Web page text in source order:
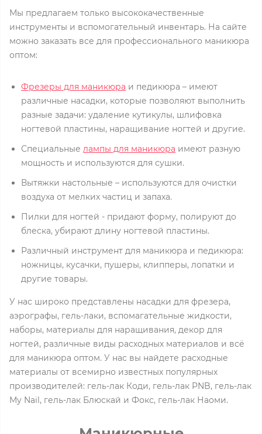
Мы предлагаем только высококачественные
инструменты и вспомогательный инвентарь. На сайте
можно заказать все для профессионального маникюра
оптом:
Фрезеры для маникюра и педикюра – имеют
различные насадки, которые позволяют выполнить
разные задачи: удаление кутикулы, шлифовка
ногтевой пластины, наращивание ногтей и другие.
Специальные лампы для маникюра имеют разную
мощность и используются для сушки.
Вытяжки настольные – используются для очистки
воздуха от мелких частиц и запаха.
Пилки для ногтей - придают форму, полируют до
блеска, убирают длину ногтевой пластины.
Различный инструмент для маникюра и педикюра:
ножницы, кусачки, пушеры, клипперы, лопатки и
другие товары.
У нас широко представлены насадки для фрезера,
аэрографы, гель-лаки, вспомагательные жидкости,
наборы, материалы для наращивания, декор для
ногтей, различные виды расходных материалов и всё
для маникюра оптом. У нас вы найдете расходные
материалы от всемирно известных популярных
производителей: гель-лак Коди, гель-лак PNB, гель-лак
My Nail, гель-лак Блюскай и Фокс, гель-лак Наоми.